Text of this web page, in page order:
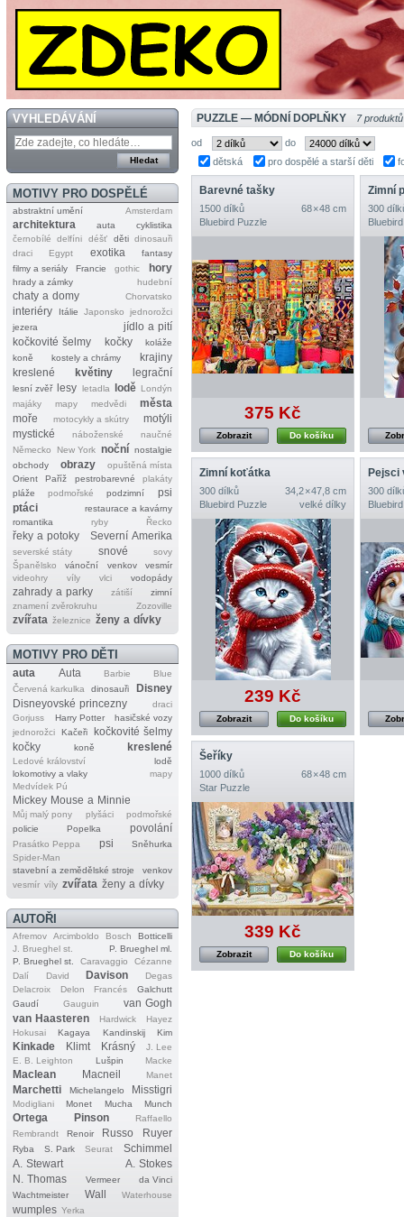
VYHLEDÁVÁNÍ
MOTIVY PRO DOSPĚLÉ
abstraktní umění Amsterdam
architektura auta
cyklistika
černobílé
delfíni déšť děti dinosauři
draci
Egypt exotika
fantasy
filmy a seriály
Francie gothic hory
hrady a zámky hudební
chaty a domy Chorvatsko
interiéry Itálie Japonsko
jednorožci
jezera
jídlo a pití
kočkovité šelmy
kočky
koláže
koně
kostely a chrámy
krajiny
kreslené
květiny legrační
lesní zvěř lesy letadla lodě Londýn
majáky
mapy medvědi
města
moře
motocykly a skútry
motýli
mystické
náboženské
naučné
Německo
New York noční nostalgie
obchody
obrazy
opuštěná místa
Orient
Paříž pestrobarevné
plakáty
pláže
podmořské podzimní
psi
ptáci
restaurace a kavárny
romantika
ryby Řecko
řeky a potoky Severní Amerika
severské státy snové
sovy
Španělsko
vánoční venkov
vesmír
videohry
víly vlci vodopády
zahrady a parky zátiší
zimní
znamení zvěrokruhu
Zozoville
zvířata železnice ženy a dívky
MOTIVY PRO DĚTI
auta Auta Barbie
Blue
Červená karkulka
dinosauři
Disney
Disneyovské princezny
draci
Gorjuss
Harry Potter
hasičské vozy
jednorožci
Kačeři
kočkovité šelmy
kočky
koně kreslené
Ledové království
lodě
lokomotivy a vlaky
mapy
Medvídek Pú
Mickey Mouse a Minnie
Můj malý pony plyšáci
podmořské
policie
Popelka povolání
Prasátko Peppa psi
Sněhurka
Spider‐Man
stavební a zemědělské stroje
venkov
vesmír víly zvířata ženy a dívky
AUTOŘI
Afremov Arcimboldo Bosch
Botticelli
J. Brueghel st.
P. Brueghel ml.
P. Brueghel st.
Caravaggio
Cézanne
Dalí
David Davison
Degas
Delacroix
Delon Francés
Galchutt
Gaudí
Gauguin
van Gogh
van Haasteren
Hardwick
Hayez
Hokusai
Kagaya Kandinskij Kim
Kinkade Klimt Krásný
J. Lee
E. B. Leighton
Lušpin Macke
Maclean Macneil Manet
Marchetti Michelangelo Misstigri
Modigliani Monet Mucha Munch
Ortega Pinson
Raffaello
Rembrandt
Renoir Russo Ruyer
Ryba S. Park Seurat
Schimmel
A. Stewart
A. Stokes
N. Thomas
Vermeer
da Vinci
Wachtmeister
Wall Waterhouse
wumples Yerka
PUZZLE — MÓDNÍ DOPLŇKY 7 produktů
od
do
dětská
pro dospělé a starší děti
Barevné tašky
1500 dílků
68 × 48 cm
Bluebird Puzzle
375 Kč
Do košíku
Zobrazit
Zimní
300
Zimní koťátka
300 dílků
34,2 × 47,8 cm
Bluebird Puzzle
velké dílky
239 Kč
Do košíku
Zobrazit
Pejsci
300
Šeříky
1000 dílků
68 × 48 cm
Star Puzzle
339 Kč
Do košíku
Zobrazit